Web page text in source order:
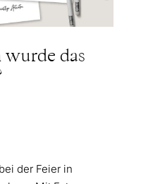
wurde das
der Feier in